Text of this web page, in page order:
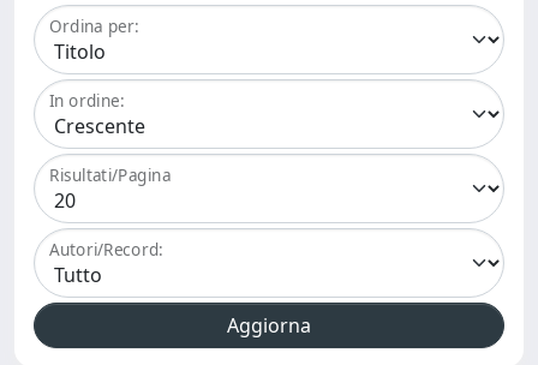
Ordina per:
In ordine:
Risultati/Pagina
Autori/Record: